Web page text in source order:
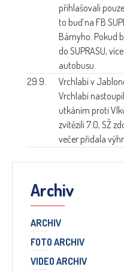
přihlašovali
to buď na FB
Bárnyho. Pokud
do SUPRASU,
autobusu.
29.9.
Vrchlabí v
Vrchlabí
utkáním proti
zvítězili 7:0, SŽ
večer přidala
Archiv
ARCHIV
FOTO ARCHIV
VIDEO ARCHIV